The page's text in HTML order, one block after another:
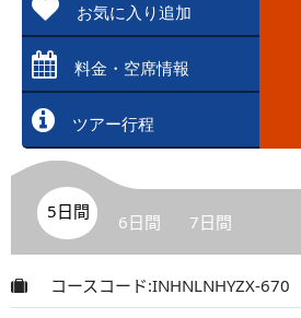
お気に入り追加
料金・空席情報
ツアー行程
5日間 6日間 7日間
コースコード:INHNLNHYZX-670